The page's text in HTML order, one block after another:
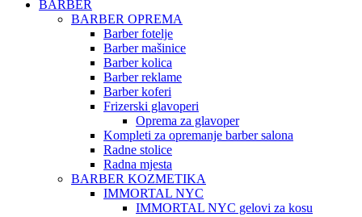
BARBER
BARBER OPREMA
Barber fotelje
Barber mašinice
Barber kolica
Barber reklame
Barber koferi
Frizerski glavoperi
Oprema za glavoper
Kompleti za opremanje barber salona
Radne stolice
Radna mjesta
BARBER KOZMETIKA
IMMORTAL NYC
IMMORTAL NYC gelovi za kosu